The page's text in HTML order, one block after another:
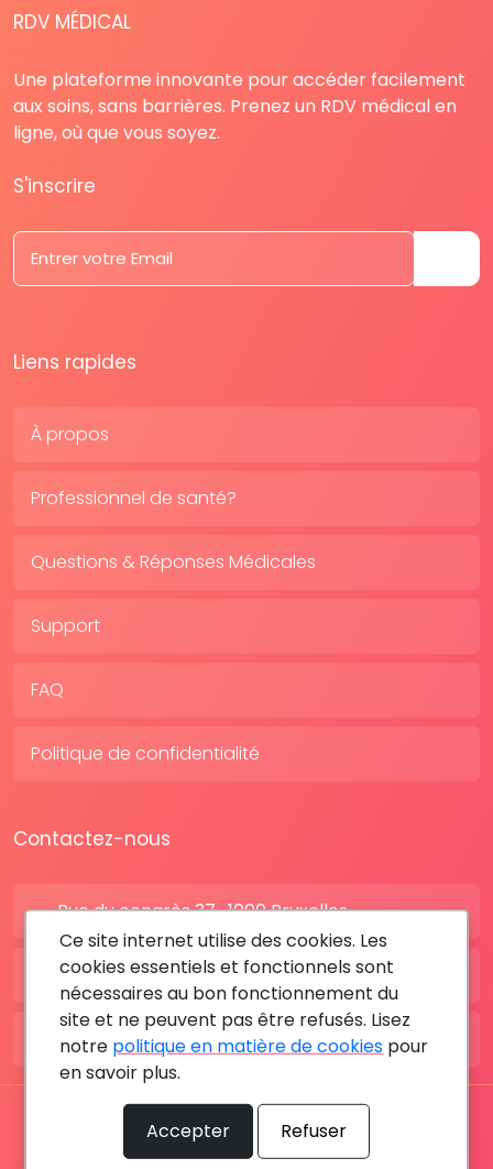
RDV MÉDICAL
Une plateforme innovante pour accéder facilement
aux soins, sans barrières. Prenez un RDV médical en
ligne, où que vous soyez.
S'inscrire
Liens rapides
À propos
Professionnel de santé?
Questions & Réponses Médicales
Support
FAQ
Politique de confidentialité
Contactez-nous
Rue du congrès 37 , 1000 Bruxelles
BE: +32 28080227
FR: +33 183642895
Tous les droits sont réservés © 2026 RDV MÉDICAL By
MediaSatCom
Ce site internet utilise des cookies. Les
cookies essentiels et fonctionnels sont
nécessaires au bon fonctionnement du
site et ne peuvent pas être refusés. Lisez
notre politique en matière de cookies pour
en savoir plus.
Accepter Refuser